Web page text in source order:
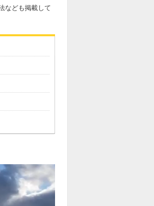
なども掲載して